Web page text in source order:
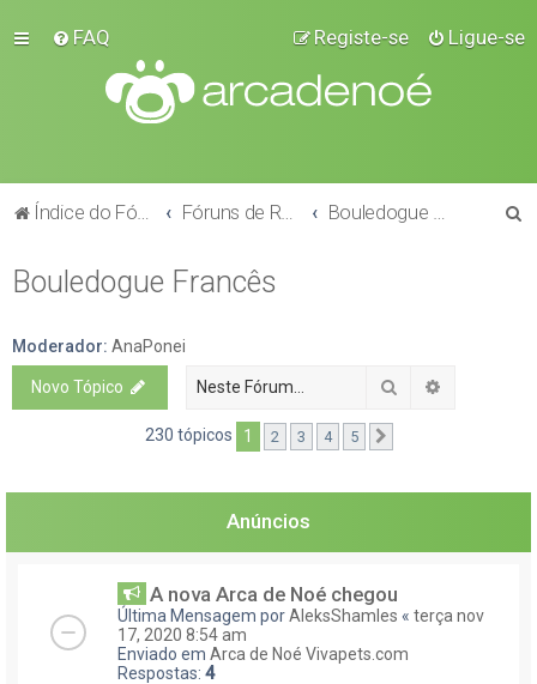
FAQ Ligue-se
Registe-se
Índice do Fórum
Bouledogue Francês
Moderador: AnaPonei
Novo Tópico Pesquisar
230 tópicos 1 2 3 4 5
Anúncios
A nova Arca de Noé chegou
Última Mensagem porAleksShamles « terça nov
17, 2020 8:54 am
Enviado em Arca de Noé Vivapets.com
Respostas: 4